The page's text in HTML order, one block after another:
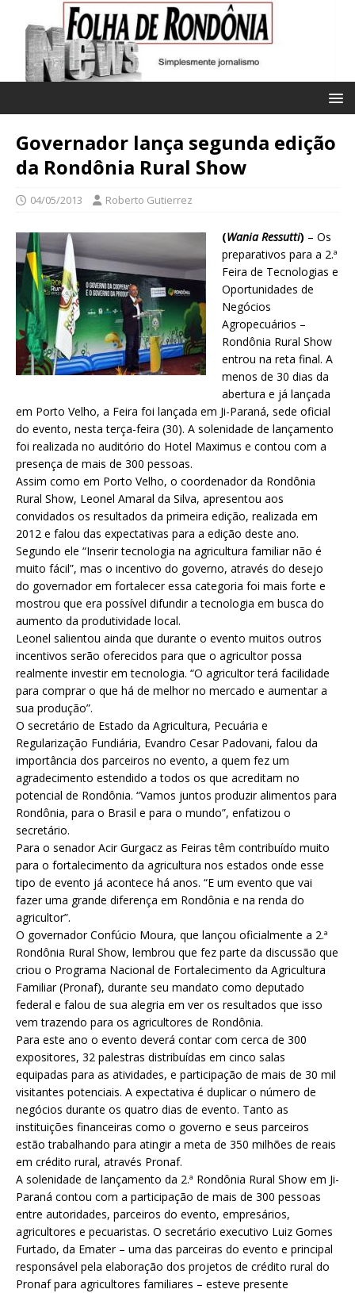
Governador lança segunda edição
da Rondônia Rural Show
04/05/2013 Roberto Gutierrez
(Wania Ressutti) – Os
preparativos para a 2.ª
Feira de Tecnologias e
Oportunidades de
Negócios
Agropecuários –
Rondônia Rural Show
entrou na reta final. A
menos de 30 dias da
abertura e já lançada
em Porto Velho, a Feira foi lançada em Ji-Paraná, sede oficial
do evento, nesta terça-feira (30). A solenidade de lançamento
foi realizada no auditório do Hotel Maximus e contou com a
presença de mais de 300 pessoas.
Assim como em Porto Velho, o coordenador da Rondônia
Rural Show, Leonel Amaral da Silva, apresentou aos
convidados os resultados da primeira edição, realizada em
2012 e falou das expectativas para a edição deste ano.
Segundo ele “Inserir tecnologia na agricultura familiar não é
muito fácil”, mas o incentivo do governo, através do desejo
do governador em fortalecer essa categoria foi mais forte e
mostrou que era possível difundir a tecnologia em busca do
aumento da produtividade local.
Leonel salientou ainda que durante o evento muitos outros
incentivos serão oferecidos para que o agricultor possa
realmente investir em tecnologia. “O agricultor terá facilidade
para comprar o que há de melhor no mercado e aumentar a
sua produção”.
O secretário de Estado da Agricultura, Pecuária e
Regularização Fundiária, Evandro Cesar Padovani, falou da
importância dos parceiros no evento, a quem fez um
agradecimento estendido a todos os que acreditam no
potencial de Rondônia. “Vamos juntos produzir alimentos para
Rondônia, para o Brasil e para o mundo”, enfatizou o
secretário.
Para o senador Acir Gurgacz as Feiras têm contribuído muito
para o fortalecimento da agricultura nos estados onde esse
tipo de evento já acontece há anos. “E um evento que vai
fazer uma grande diferença em Rondônia e na renda do
agricultor”.
O governador Confúcio Moura, que lançou oficialmente a 2.ª
Rondônia Rural Show, lembrou que fez parte da discussão que
criou o Programa Nacional de Fortalecimento da Agricultura
Familiar (Pronaf), durante seu mandato como deputado
federal e falou de sua alegria em ver os resultados que isso
vem trazendo para os agricultores de Rondônia.
Para este ano o evento deverá contar com cerca de 300
expositores, 32 palestras distribuídas em cinco salas
equipadas para as atividades, e participação de mais de 30 mil
visitantes potenciais. A expectativa é duplicar o número de
negócios durante os quatro dias de evento. Tanto as
instituições financeiras como o governo e seus parceiros
estão trabalhando para atingir a meta de 350 milhões de reais
em crédito rural, através Pronaf.
A solenidade de lançamento da 2.ª Rondônia Rural Show em Ji-
Paraná contou com a participação de mais de 300 pessoas
entre autoridades, parceiros do evento, empresários,
agricultores e pecuaristas. O secretário executivo Luiz Gomes
Furtado, da Emater – uma das parceiras do evento e principal
responsável pela elaboração dos projetos de crédito rural do
Pronaf para agricultores familiares – esteve presente